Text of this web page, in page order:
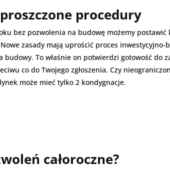
procedury
bez pozwolenia na budowę możemy
zasady mają uprościć proces inwestycyjno-
To właśnie on potwierdzi gotowość do
co do Twojego zgłoszenia. Czy
może mieć tylko 2 kondygnacje.
całoroczne?